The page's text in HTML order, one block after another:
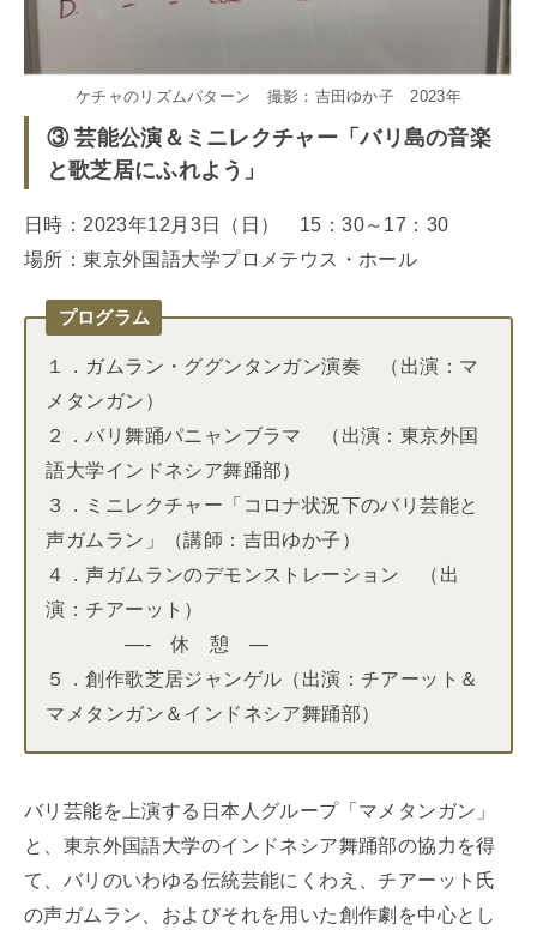
ケチャのリズムパターン 撮影：吉田ゆか子 2023年
③ 芸能公演＆ミニレクチャー「バリ島の音楽
と歌芝居にふれよう」
日時：2023年12月3日（日） 15：30～17：30
場所：東京外国語大学プロメテウス・ホール
プログラム
１．ガムラン・ググンタンガン演奏 （出演：マ
メタンガン）
２．バリ舞踊パニャンブラマ （出演：東京外国
語大学インドネシア舞踊部）
３．ミニレクチャー「コロナ状況下のバリ芸能と
声ガムラン」（講師：吉田ゆか子）
４．声ガムランのデモンストレーション （出
演：チアーット）
—- 休 憩 —
５．創作歌芝居ジャンゲル（出演：チアーット＆
マメタンガン＆インドネシア舞踊部）
バリ芸能を上演する日本人グループ「マメタンガン」
と、東京外国語大学のインドネシア舞踊部の協力を得
て、バリのいわゆる伝統芸能にくわえ、チアーット氏
の声ガムラン、およびそれを用いた創作劇を中心とし